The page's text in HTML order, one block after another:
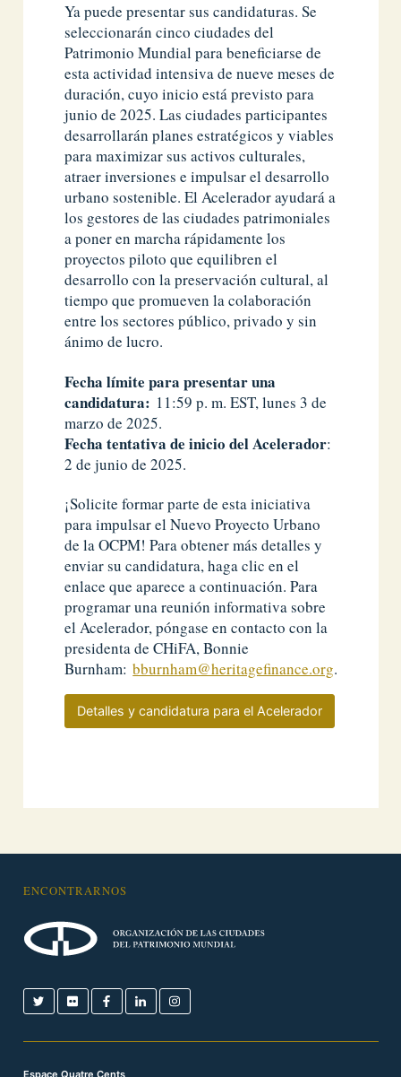
Ya puede presentar sus candidaturas. Se
seleccionarán cinco ciudades del
Patrimonio Mundial para beneficiarse de
esta actividad intensiva de nueve meses de
duración, cuyo inicio está previsto para
junio de 2025. Las ciudades participantes
desarrollarán planes estratégicos y viables
para maximizar sus activos culturales,
atraer inversiones e impulsar el desarrollo
urbano sostenible. El Acelerador ayudará a
los gestores de las ciudades patrimoniales
a poner en marcha rápidamente los
proyectos piloto que equilibren el
desarrollo con la preservación cultural, al
tiempo que promueven la colaboración
entre los sectores público, privado y sin
ánimo de lucro.
Fecha límite para presentar una
candidatura: 11:59 p. m. EST, lunes 3 de
marzo de 2025.
Fecha tentativa de inicio del Acelerador:
2 de junio de 2025.
¡Solicite formar parte de esta iniciativa
para impulsar el Nuevo Proyecto Urbano
de la OCPM! Para obtener más detalles y
enviar su candidatura, haga clic en el
enlace que aparece a continuación. Para
programar una reunión informativa sobre
el Acelerador, póngase en contacto con la
presidenta de CHiFA, Bonnie
Burnham:bburnham@heritagefinance.org.
Detalles y candidatura para el Acelerador
ENCONTRARNOS
Espace Quatre Cents